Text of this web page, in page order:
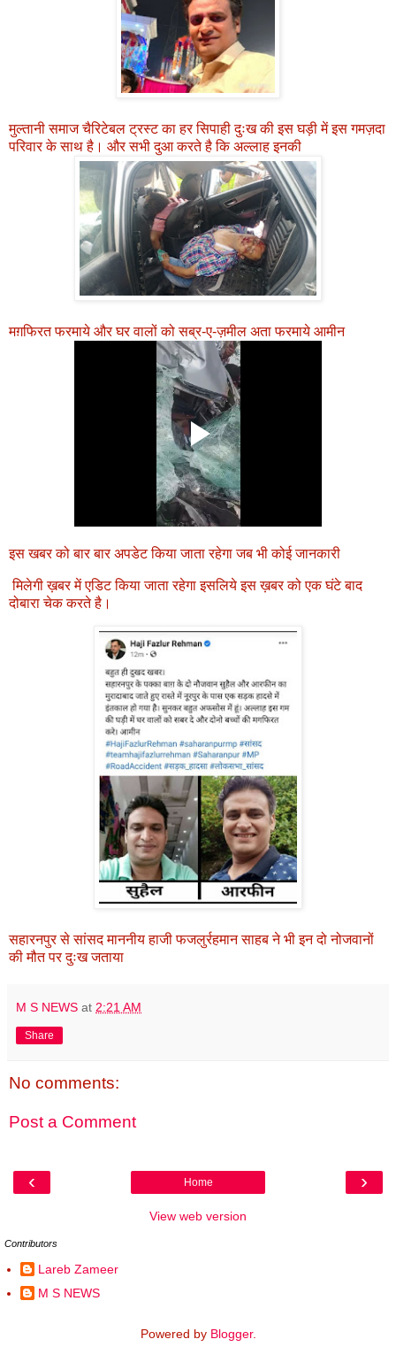
मुल्तानी समाज चैरिटेबल ट्रस्ट का हर सिपाही दुःख की इस घड़ी में इस गमज़दा
परिवार के साथ है। और सभी दुआ करते है कि अल्लाह इनकी
मग़फिरत फरमाये और घर वालों को सब्र-ए-ज़मील अता फरमाये आमीन
इस खबर को बार बार अपडेट किया जाता रहेगा जब भी कोई जानकारी
मिलेगी ख़बर में एडिट किया जाता रहेगा इसलिये इस ख़बर को एक घंटे बाद
दोबारा चेक करते है।
सहारनपुर से सांसद माननीय हाजी फजलुर्रहमान साहब ने भी इन दो नोजवानों
की मौत पर दुःख जताया
M S NEWS at 2:21 AM
Share
No comments:
Post a Comment
‹ ›
Home
View web version
Contributors
Lareb Zameer
M S NEWS
Powered by Blogger.